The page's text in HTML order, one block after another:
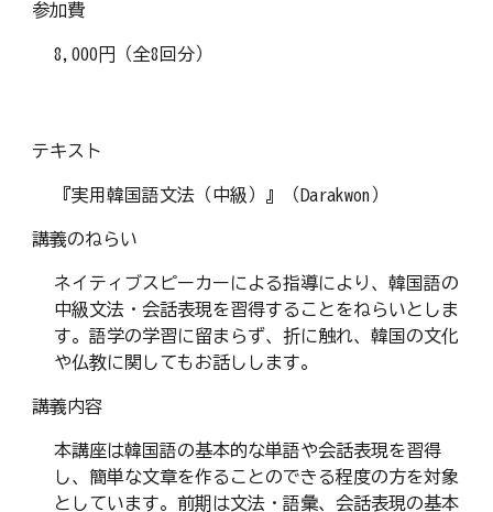
参加費
8,000円（全8回分）
テキスト
『実用韓国語文法（中級）』（Darakwon）
講義のねらい
ネイティブスピーカーによる指導により、韓国語の
中級文法・会話表現を習得することをねらいとしま
す。語学の学習に留まらず、折に触れ、韓国の文化
や仏教に関してもお話しします。
講義内容
本講座は韓国語の基本的な単語や会話表現を習得
し、簡単な文章を作ることのできる程度の方を対象
としています。前期は文法・語彙、会話表現の基本